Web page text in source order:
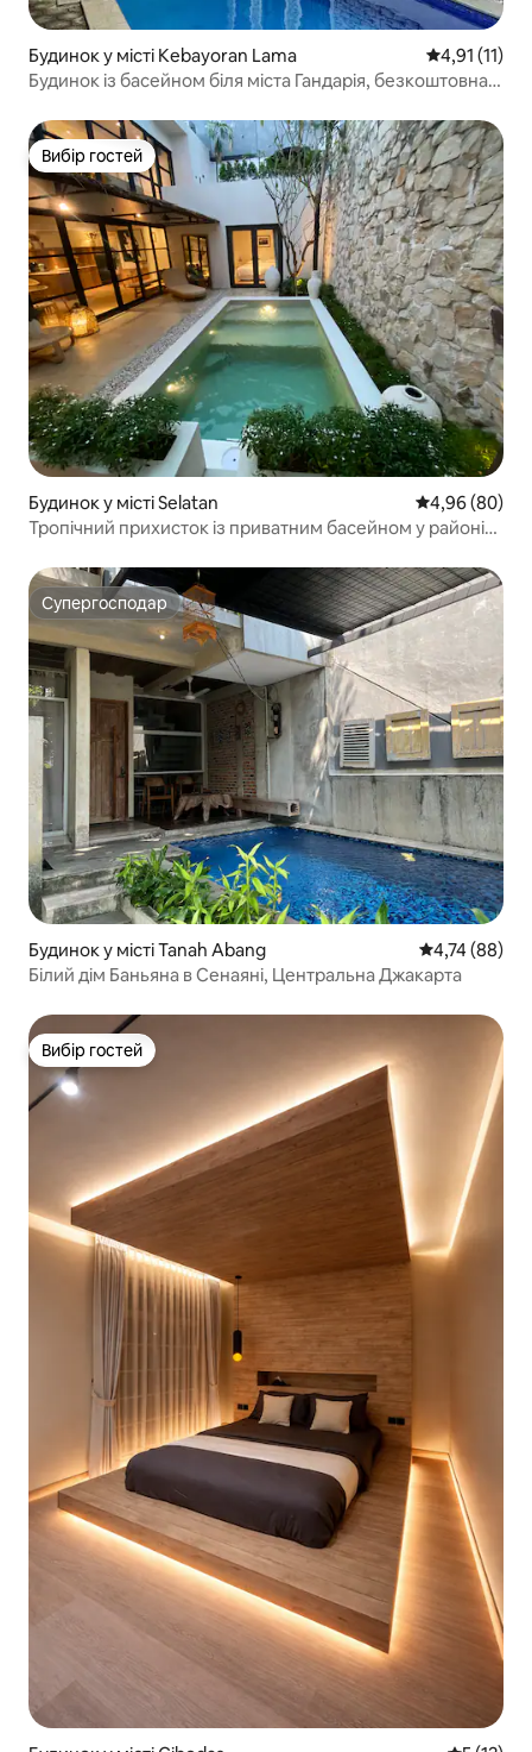
Будинок у місті Kebayoran Lama Середня
4,91 (11)
Будинок із басейном біля міста Гандарія, безкоштовна
Вибір гостей
Вибір гостей
Будинок у місті Selatan Середня
4,96 (80)
Тропічний прихисток із приватним басейном у районі
Супергосподар
Супергосподар
Будинок у місті Tanah Abang Середня
4,74 (88)
Білий дім Баньяна в Сенаяні, Центральна Джакарта
Вибір гостей
Вибір гостей